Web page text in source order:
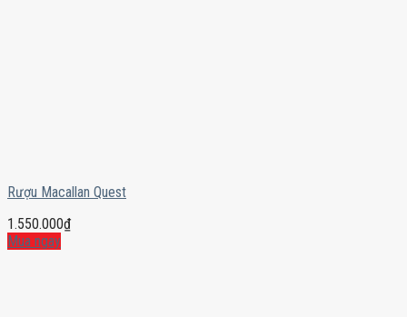
Rượu Macallan Quest
1.550.000₫
Mua ngay